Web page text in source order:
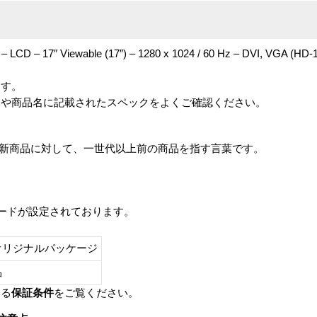
LCD – 17″ Viewable (17″) – 1280 x 1024 / 60 Hz – DVI, VGA (HD-
。
商品名に記載されたスペックをよくご確認ください。
商品に対して、一世代以上前の商品を指す言葉です。
が設定されております。
ジナルパッケージ
保証条件をご覧ください。